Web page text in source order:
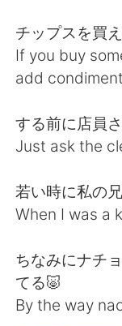
チップスを買
If you buy
add
する前に店員
Just ask the
若い時に私の
When I was a
ちなみにナチ
てる🐷
By the way